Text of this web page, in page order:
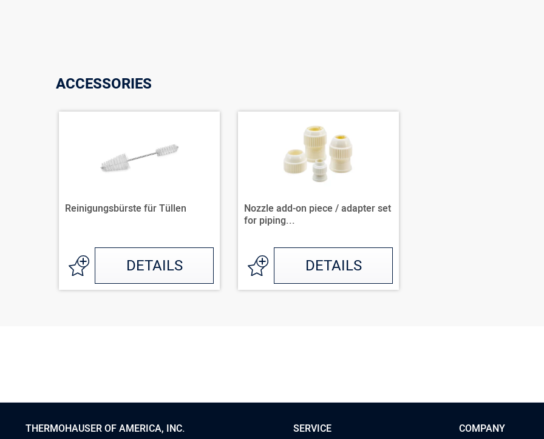
ACCESSORIES
Reinigungsbürste für Tüllen
DETAILS
Nozzle add-on piece / adapter set
for piping...
DETAILS
THERMOHAUSER OF AMERICA, INC. SERVICE COMPANY